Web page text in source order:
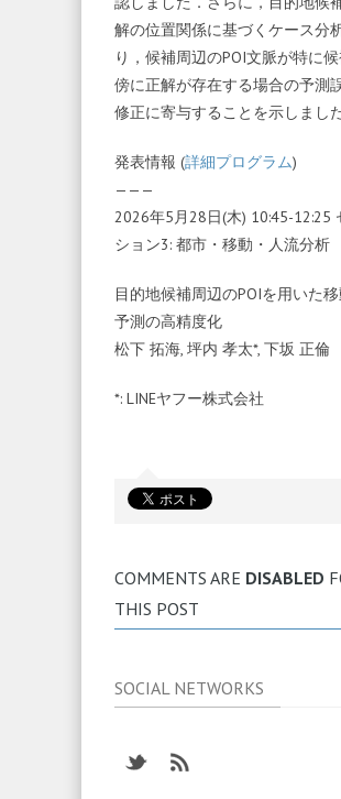
解の位置関係に基づくケース分
り，候補周辺のPOI文脈が特に
傍に正解が存在する場合の予測
修正に寄与することを示しまし
発表情報 (詳細プログラム)
———
2026年5月28日(木) 10:45-12:25
ション3: 都市・移動・人流分析
目的地候補周辺のPOIを用いた
予測の高精度化
松下 拓海, 坪内 孝太*, 下坂 正倫
*: LINEヤフー株式会社
COMMENTS ARE DISABLED
THIS POST
SOCIAL NETWORKS